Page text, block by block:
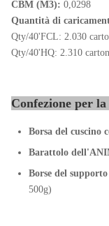
CBM (M3): 0,0298
Quantità di
Qty/40'FCL: 2.030
Qty/40'HQ: 2.310
Confezione per
Borsa del cuscino
Barattolo
Borse del
500g)